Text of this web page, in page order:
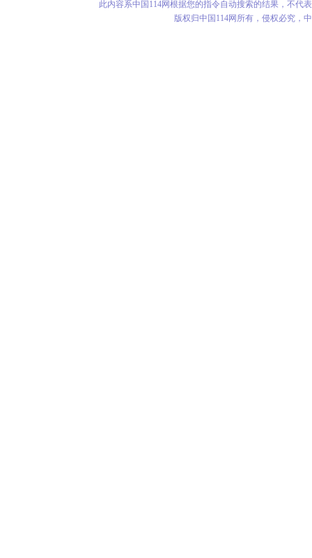
此内容系中国114网根据您的指令自动搜索的结果，不代
版权归中国114网所有，侵权必究，